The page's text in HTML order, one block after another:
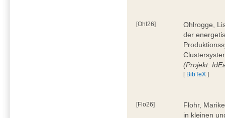
[Ohl26]
Ohlrogge,
der
(Projekt:
[ BibTeX ]
[Flo26]
Flohr,
in kleinen